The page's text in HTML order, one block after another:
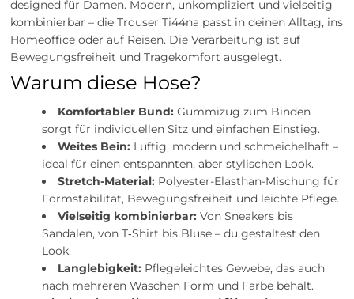
designed für Damen. Modern, unkompliziert und vielseitig
kombinierbar – die Trouser Ti44na passt in deinen Alltag, ins
Homeoffice oder auf Reisen. Die Verarbeitung ist auf
Bewegungsfreiheit und Tragekomfort ausgelegt.
Warum diese Hose?
Komfortabler Bund: Gummizug zum Binden
sorgt für individuellen Sitz und einfachen Einstieg.
Weites Bein: Luftig, modern und schmeichelhaft –
ideal für einen entspannten, aber stylischen Look.
Stretch-Material: Polyester-Elasthan-Mischung für
Formstabilität, Bewegungsfreiheit und leichte Pflege.
Vielseitig kombinierbar: Von Sneakers bis
Sandalen, von T‑Shirt bis Bluse – du gestaltest den
Look.
Langlebigkeit: Pflegeleichtes Gewebe, das auch
nach mehreren Wäschen Form und Farbe behält.